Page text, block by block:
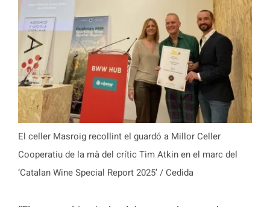
El celler Masroig recollint el guardó a Millor Celler
Cooperatiu de la mà del crític Tim Atkin en el marc del
‘Catalan Wine Special Report 2025’ / Cedida